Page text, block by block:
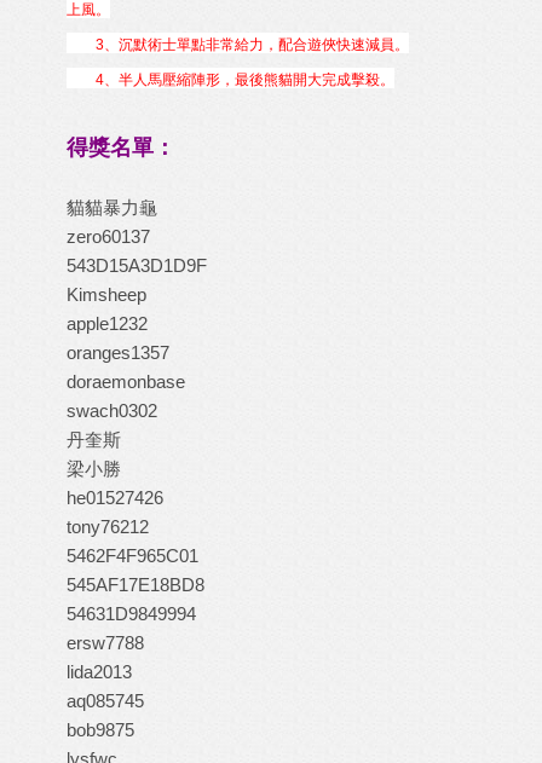
上風。
3、沉默術士單點非常給力，配合遊俠快速減員。
4、半人馬壓縮陣形，最後熊貓開大完成擊殺。
得獎名單：
貓貓暴力龜
zero60137
543D15A3D1D9F
Kimsheep
apple1232
oranges1357
doraemonbase
swach0302
丹奎斯
梁小勝
he01527426
tony76212
5462F4F965C01
545AF17E18BD8
54631D9849994
ersw7788
lida2013
aq085745
bob9875
lysfwc